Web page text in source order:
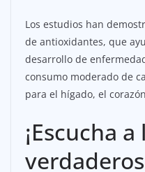
Los estudios han
de antioxidantes, que
desarrollo de
consumo moderado de
para el hígado, el
¡Escucha a